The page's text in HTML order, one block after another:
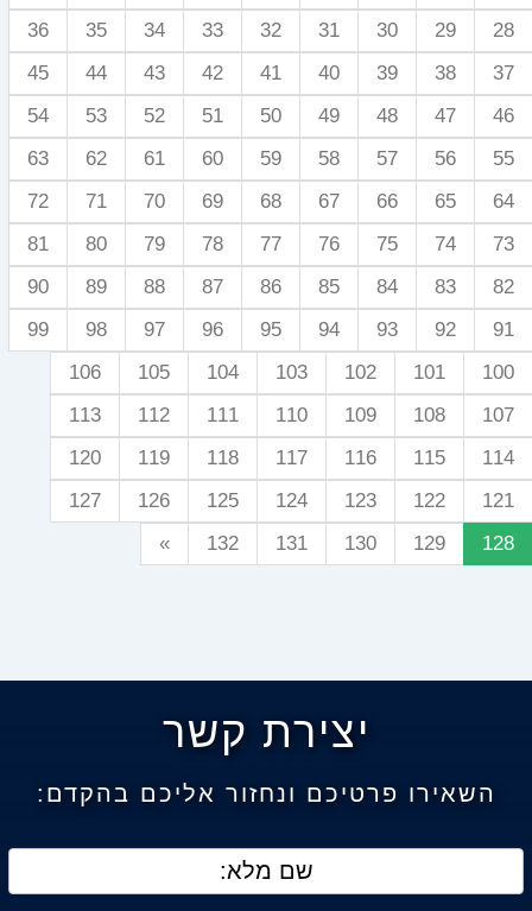
28
29
30
31
32
33
34
35
36
37
38
39
40
41
42
43
44
45
46
47
48
49
50
51
52
53
54
55
56
57
58
59
60
61
62
63
64
65
66
67
68
69
70
71
72
73
74
75
76
77
78
79
80
81
82
83
84
85
86
87
88
89
90
91
92
93
94
95
96
97
98
99
100
101
102
103
104
105
106
107
108
109
110
111
112
113
114
115
116
117
118
119
120
121
122
123
124
125
126
127
128
129
130
131
132
»
יצירת קשר
השאירו פרטיכם ונחזור אליכם בהקדם: